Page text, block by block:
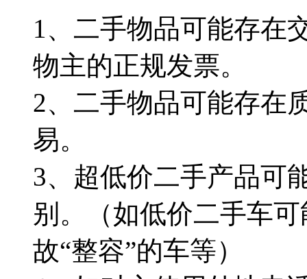
1、二手物品可能存在
物主的正规发票。
2、二手物品可能存在
易。
3、超低价二手产品可
别。（如低价二手车
故“整容”的车等）